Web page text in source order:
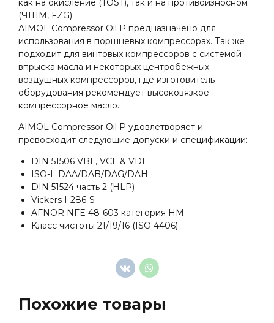
как на окисление (TOST), так и на противоизносном
(ЧШМ, FZG).
AIMOL Compressor Oil P предназначено для
использования в поршневых компрессорах. Так же
подходит для винтовых компрессоров с системой
впрыска масла и некоторых центробежных
воздушных компрессоров, где изготовитель
оборудования рекомендует высоковязкое
компрессорное масло.
AIMOL Compressor Oil P удовлетворяет и
превосходит следующие допуски и спецификации:
DIN 51506 VBL, VCL & VDL
ISO-L DAA/DAB/DAG/DAH
DIN 51524 часть 2 (HLP)
Vickers I-286-S
AFNOR NFE 48-603 категория HM
Класс чистоты 21/19/16 (ISO 4406)
Похожие товары